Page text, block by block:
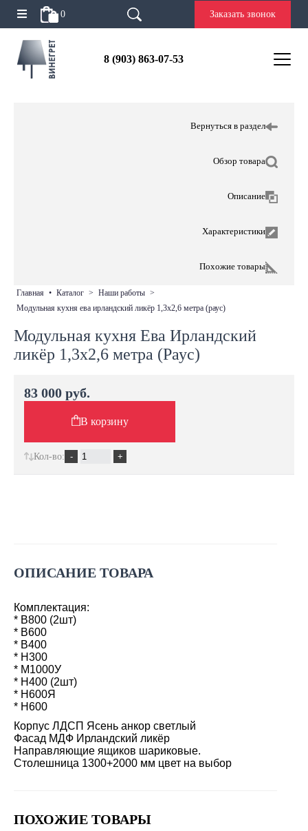
0 Заказать звонок
8 (903) 863-07-53
Вернуться в раздел
Обзор товара
Описание
Характеристики
Похожие товары
главная • каталог > наши работы >
модульная кухня ева ирландский ликёр 1,3х2,6 метра (раус)
Модульная кухня Ева Ирландский
ликёр 1,3х2,6 метра (Раус)
ОПИСАНИЕ ТОВАРА
Комплектация:
* В800 (2шт)
* В600
* В400
* Н300
* М1000У
* Н400 (2шт)
* Н600Я
* Н600
Корпус ЛДСП Ясень анкор светлый
Фасад МДФ Ирландский ликёр
Направляющие ящиков шариковые.
Столешница 1300+2000 мм цвет на выбор
ПОХОЖИЕ ТОВАРЫ
83 000 руб.
В корзину
Кол-во: